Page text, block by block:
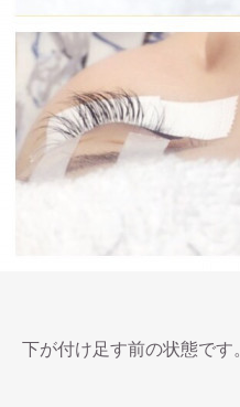
下が付け足す前の状態です。